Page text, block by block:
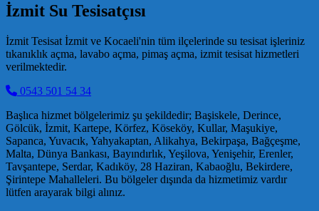
İzmit Su Tesisatçısı
İzmit Tesisat İzmit ve Kocaeli'nin tüm ilçelerinde su tesisat işleriniz
tıkanıklık açma, lavabo açma, pimaş açma, izmit tesisat hizmetleri
verilmektedir.
0543 501 54 34
Başlıca hizmet bölgelerimiz şu şekildedir; Başiskele, Derince,
Gölcük, İzmit, Kartepe, Körfez, Köseköy, Kullar, Maşukiye,
Sapanca, Yuvacık, Yahyakaptan, Alikahya, Bekirpaşa, Bağçeşme,
Malta, Dünya Bankası, Bayındırlık, Yeşilova, Yenişehir, Erenler,
Tavşantepe, Serdar, Kadıköy, 28 Haziran, Kabaoğlu, Bekirdere,
Şirintepe Mahalleleri. Bu bölgeler dışında da hizmetimiz vardır
lütfen arayarak bilgi alınız.